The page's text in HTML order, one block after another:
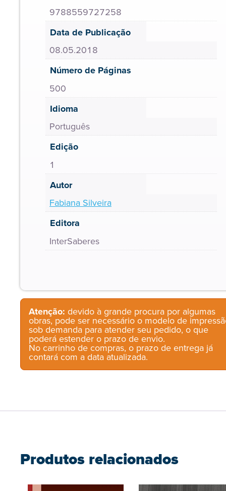
9788559727258
Data de Publicação
08.05.2018
Número de Páginas
500
Idioma
Português
Edição
1
Autor
Fabiana Silveira
Editora
InterSaberes
Atenção: devido à grande procura por algumas
obras, pode ser necessário o modelo de
sob demanda para atender seu pedido, o que
poderá estender o prazo de envio.
No carrinho de compras, o prazo de entrega já
contará com a data atualizada.
Produtos relacionados